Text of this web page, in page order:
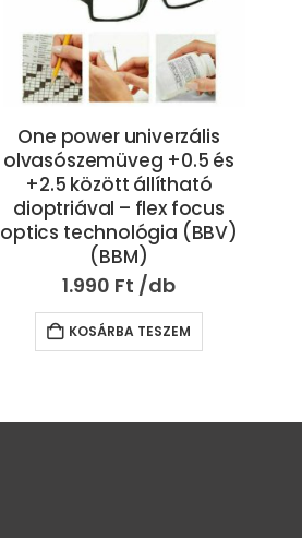
One power univerzális
olvasószemüveg +0.5 és
+2.5 között állítható
dioptriával – flex focus
optics technológia (BBV)
(BBM)
1.990 Ft
KOSÁRBA TESZEM